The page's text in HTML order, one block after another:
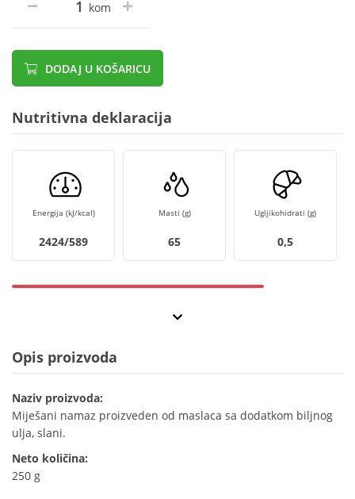
kom
DODAJ U KOŠARICU
Nutritivna deklaracija
Energija (kJ/kcal)
2424/589
Masti (g)
65
Ugljikohidrati (g)
0,5
Opis proizvoda
Naziv proizvoda:
Miješani namaz proizveden od maslaca sa dodatkom biljnog
ulja, slani.
Neto količina:
250 g